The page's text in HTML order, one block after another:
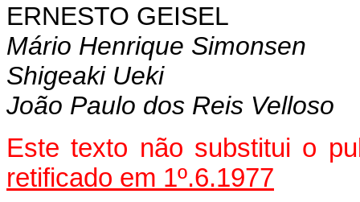
ERNESTO GEISEL
Mário Henrique Simonsen
Shigeaki Ueki
João Paulo dos Reis Velloso
Este texto não substitui o
retificado em 1º.6.1977